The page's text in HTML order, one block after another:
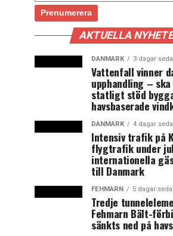
AKTUELLA
DANMARK 3 dagar
Vattenfall vinner
upphandling – ska
statligt stöd
havsbaserade
DANMARK 4 dagar
Intensiv trafik på
flygtrafik under
internationella
till Danmark
FEHMARN 5 dagar
Tredje
Fehmarn Bält-
sänkts ned på